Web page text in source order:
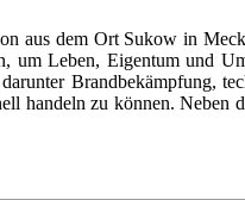
aus dem Ort Sukow in
um Leben, Eigentum und
Brandbekämpfung,
handeln zu können.